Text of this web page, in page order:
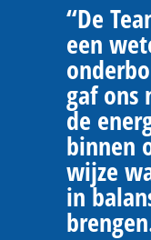
“De
een
gaf ons
de
binnen
wijze
in